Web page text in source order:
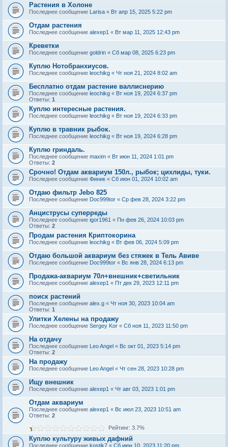
Растения в Холоне
Последнее сообщение Larisa « Вт апр 15, 2025 5:22 pm
Отдам растения
Последнее сообщение alexep1 « Вт мар 11, 2025 12:43 pm
Креветки
Последнее сообщение goldrin « Сб мар 08, 2025 6:23 pm
Куплю Нотобранхиусов.
Последнее сообщение leochikg « Чт ноя 21, 2024 8:02 am
Бесплатно отдам растение валлиснерию
Последнее сообщение leochikg « Вт ноя 19, 2024 6:37 pm
Ответы: 1
Куплю интересные растения.
Последнее сообщение leochikg « Вт ноя 19, 2024 6:33 pm
Куплю в травник рыбок.
Последнее сообщение leochikg « Вт ноя 19, 2024 6:28 pm
Куплю гриндаль.
Последнее сообщение maxim « Вт июн 11, 2024 1:01 pm
Ответы: 2
Срочно! Отдам аквариум 150л., рыбок; цихлиды, туки.
Последнее сообщение Финик « Сб июн 01, 2024 10:02 am
Отдаю фильтр Jebo 825
Последнее сообщение Doc999tor « Ср фев 28, 2024 3:22 pm
Анциструсы суперреды
Последнее сообщение igor1961 « Пн фев 26, 2024 10:03 pm
Ответы: 2
Продам растения Криптокорина
Последнее сообщение leochikg « Вт фев 06, 2024 5:09 pm
Отдаю большой аквариум без стяжек в Тель Авиве
Последнее сообщение Doc999tor « Вс янв 28, 2024 6:13 pm
Продажа-аквариум 70л+внешник+светильник
Последнее сообщение alexep1 « Пт дек 29, 2023 12:11 pm
поиск растений
Последнее сообщение alex.g « Чт ноя 30, 2023 10:04 am
Ответы: 1
Улитки Хелены на продажу
Последнее сообщение Sergey Kor « Сб ноя 11, 2023 11:50 pm
На отдачу
Последнее сообщение Leo Angel « Вс окт 01, 2023 5:14 pm
Ответы: 2
На продажу
Последнее сообщение Leo Angel « Чт сен 28, 2023 10:28 pm
Ищу внешник
Последнее сообщение alexep1 « Чт авг 03, 2023 1:01 pm
Отдам аквариум
Последнее сообщение alexep1 « Вс июл 23, 2023 10:51 am
Ответы: 2
Рейтинг: 3.7%
Куплю культуру живых дафний
Последнее сообщение kostik7 « Сб июн 10, 2023 11:20 pm